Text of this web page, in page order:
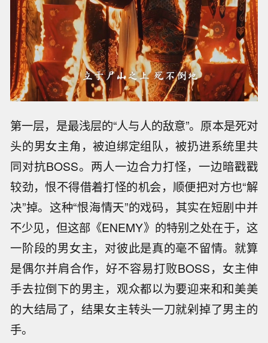
第一层，是最浅层的“人与人的敌意”。原本是死对
头的男女主角，被迫绑定组队，被扔进系统里共
同对抗BOSS。两人一边合力打怪，一边暗戳戳
较劲，恨不得借着打怪的机会，顺便把对方也“解
决”掉。这种“恨海情天”的戏码，其实在短剧中并
不少见，但这部《ENEMY》的特别之处在于，这
一阶段的男女主，对彼此是真的毫不留情。就算
是偶尔并肩合作，好不容易打败BOSS，女主伸
手去拉倒下的男主，观众都以为要迎来和和美美
的大结局了，结果女主转头一刀就剁掉了男主的
手。